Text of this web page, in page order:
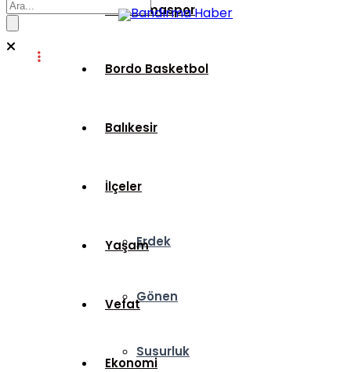
Bandırmaspor
Bordo Basketbol
Balıkesir
İlçeler
Erdek
Gönen
Susurluk
Yaşam
Vefat
Ekonomi